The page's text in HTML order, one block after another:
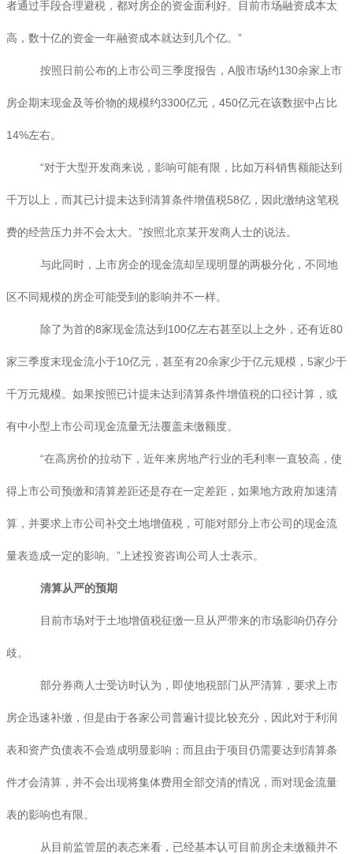
者通过手段合理避税，都对房企的资金面利好。目前市场融资成本太
高，数十亿的资金一年融资成本就达到几个亿。”
按照日前公布的上市公司三季度报告，A股市场约130余家上市
房企期末现金及等价物的规模约3300亿元，450亿元在该数据中占比
14%左右。
“对于大型开发商来说，影响可能有限，比如万科销售额能达到
千万以上，而其已计提未达到清算条件增值税58亿，因此缴纳这笔税
费的经营压力并不会太大。”按照北京某开发商人士的说法。
与此同时，上市房企的现金流却呈现明显的两极分化，不同地
区不同规模的房企可能受到的影响并不一样。
除了为首的8家现金流达到100亿左右甚至以上之外，还有近80
家三季度末现金流小于10亿元，甚至有20余家少于亿元规模，5家少于
千万元规模。如果按照已计提未达到清算条件增值税的口径计算，或
有中小型上市公司现金流量无法覆盖未缴额度。
“在高房价的拉动下，近年来房地产行业的毛利率一直较高，使
得上市公司预缴和清算差距还是存在一定差距，如果地方政府加速清
算，并要求上市公司补交土地增值税，可能对部分上市公司的现金流
量表造成一定的影响。”上述投资咨询公司人士表示。
清算从严的预期
目前市场对于土地增值税征缴一旦从严带来的市场影响仍存分
歧。
部分券商人士受访时认为，即使地税部门从严清算，要求上市
房企迅速补缴，但是由于各家公司普遍计提比较充分，因此对于利润
表和资产负债表不会造成明显影响；而且由于项目仍需要达到清算条
件才会清算，并不会出现将集体费用全部交清的情况，而对现金流量
表的影响也有限。
从目前监管层的表态来看，已经基本认可目前房企未缴额并不